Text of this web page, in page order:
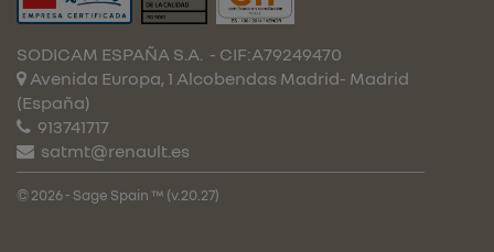
SODICAM ESPAÑA S.A. - CIF:A79249470
Avenida Europa, 1 Alcobendas Madrid- Madrid
(España)
913741717
satmt@renault.es
© 2026 - Sage Spain ™ (v.20.27)